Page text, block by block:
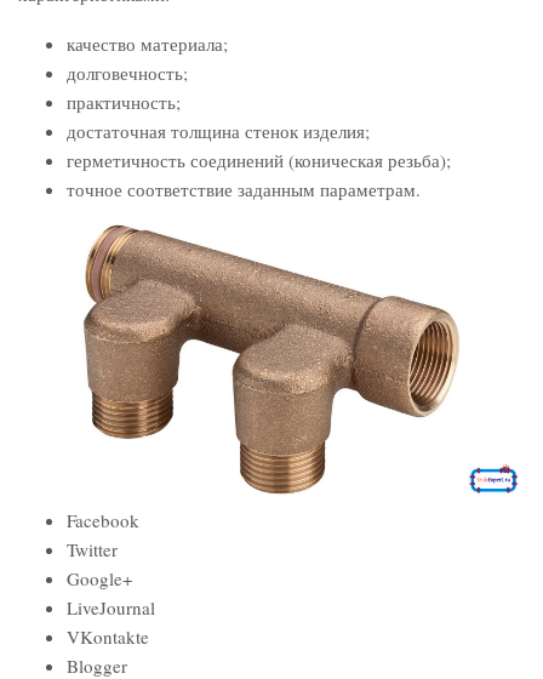
качество материала;
долговечность;
практичность;
достаточная толщина стенок изделия;
герметичность соединений (коническая резьба);
точное соответствие заданным параметрам.
Facebook
Twitter
Google+
LiveJournal
VKontakte
Blogger